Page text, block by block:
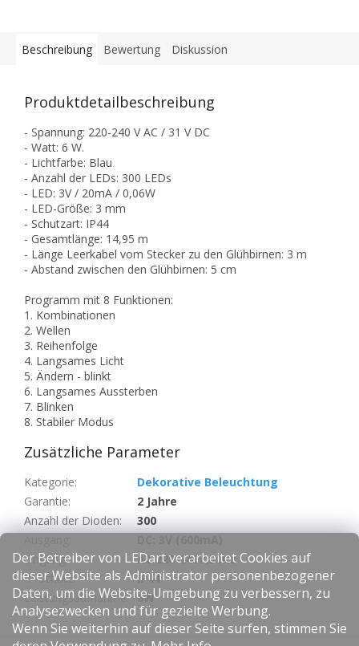
Der Betreiber von LEDart verarbeitet Cookies auf
dieser Website als Administrator personenbezogener
Daten, um die Website-Umgebung zu verbessern, zu
Analysezwecken und für gezielte Werbung.
Wenn Sie weiterhin auf dieser Seite surfen, stimmen Sie
Beschreibung Bewertung Diskussion
Produktdetailbeschreibung
- Spannung: 220-240 V AC / 31 V DC
- Watt: 6 W.
- Lichtfarbe: Blau
- Anzahl der LEDs: 300 LEDs
- LED: 3V / 20mA / 0,06W
- LED-Größe: 3 mm
- Schutzart: IP44
- Gesamtlänge: 14,95 m
- Länge Leerkabel vom Stecker zu den Glühbirnen: 3 m
- Abstand zwischen den Glühbirnen: 5 cm
Programm mit 8 Funktionen:
1. Kombinationen
2. Wellen
3. Reihenfolge
4. Langsames Licht
5. Ändern - blinkt
6. Langsames Aussterben
7. Blinken
8. Stabiler Modus
Zusätzliche Parameter
Kategorie:
Dekorative Beleuchtung
Garantie:
2 Jahre
Anzahl der Dioden:
300
Eingang:
AC:220-240V,50Hz
IP-Schutz:
IP44
Leistungsaufnahme: 6W